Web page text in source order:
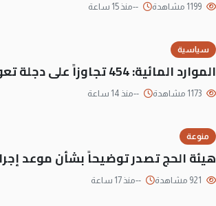
--منذ 15 ساعة
سياسية
الموارد المائية: 454 تجاوزاً على دجلة تعود لجهات متنفذة
--منذ 14 ساعة
منوعة
هيئة الحج تصدر توضيحاً بشأن موعد
--منذ 17 ساعة